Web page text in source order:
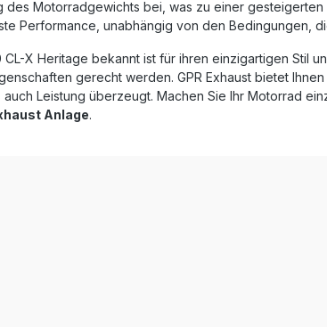
Halterungen
Zubehör.
and link
ca. 14
Fahrzeugspezifischen
und das entsprechende
14 Tage
des Motorradgewichts bei, was zu einer
Performance, unabhängig von den Bedingungen,
CL-X Heritage bekannt ist für ihren einzigartigen Stil
gerecht werden. GPR Exhaust bietet
auch Leistung überzeugt. Machen Sie Ihr Motorrad
Anlage.